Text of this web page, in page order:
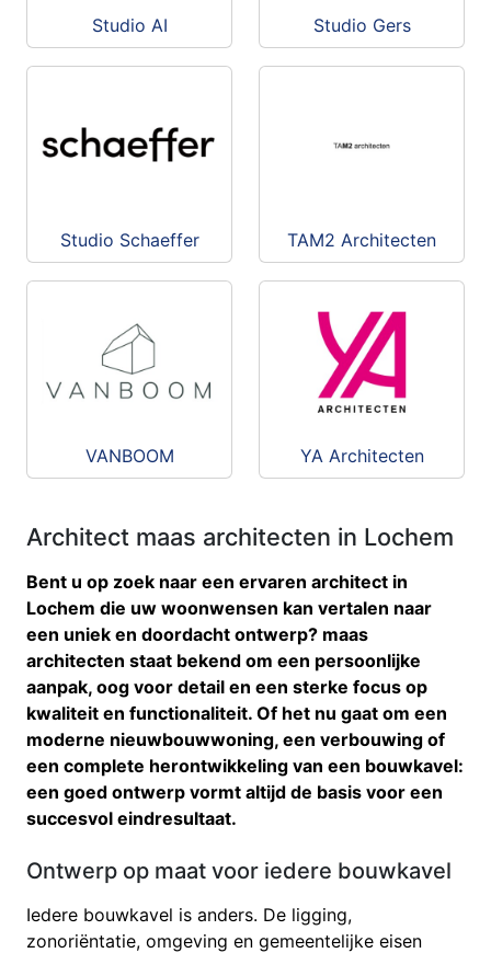
Studio AI Studio Gers
Studio Schaeffer TAM2 Architecten
VANBOOM YA Architecten
Architect maas architecten in Lochem
Bent u op zoek naar een ervaren architect in
Lochem die uw woonwensen kan vertalen naar
een uniek en doordacht ontwerp? maas
architecten staat bekend om een persoonlijke
aanpak, oog voor detail en een sterke focus op
kwaliteit en functionaliteit. Of het nu gaat om een
moderne nieuwbouwwoning, een verbouwing of
een complete herontwikkeling van een bouwkavel:
een goed ontwerp vormt altijd de basis voor een
succesvol eindresultaat.
Ontwerp op maat voor iedere bouwkavel
Iedere bouwkavel is anders. De ligging,
zonoriëntatie, omgeving en gemeentelijke eisen